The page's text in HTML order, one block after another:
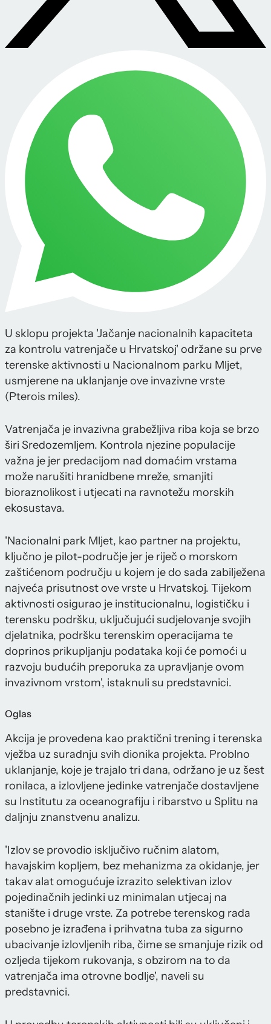
U sklopu projekta 'Jačanje nacionalnih kapaciteta
za kontrolu vatrenjače u Hrvatskoj' održane su prve
terenske aktivnosti u Nacionalnom parku Mljet,
usmjerene na uklanjanje ove invazivne vrste
(Pterois miles).
Vatrenjača je invazivna grabežljiva riba koja se brzo
širi Sredozemljem. Kontrola njezine populacije
važna je jer predacijom nad domaćim vrstama
može narušiti hranidbene mreže, smanjiti
bioraznolikost i utjecati na ravnotežu morskih
ekosustava.
'Nacionalni park Mljet, kao partner na projektu,
ključno je pilot-područje jer je riječ o morskom
zaštićenom području u kojem je do sada zabilježena
najveća prisutnost ove vrste u Hrvatskoj. Tijekom
aktivnosti osigurao je institucionalnu, logističku i
terensku podršku, uključujući sudjelovanje svojih
djelatnika, podršku terenskim operacijama te
doprinos prikupljanju podataka koji će pomoći u
razvoju budućih preporuka za upravljanje ovom
invazivnom vrstom', istaknuli su predstavnici.
Oglas
Akcija je provedena kao praktični trening i terenska
vježba uz suradnju svih dionika projekta. Problno
uklanjanje, koje je trajalo tri dana, održano je uz šest
ronilaca, a izlovljene jedinke vatrenjače dostavljene
su Institutu za oceanografiju i ribarstvo u Splitu na
daljnju znanstvenu analizu.
'Izlov se provodio isključivo ručnim alatom,
havajskim kopljem, bez mehanizma za okidanje, jer
takav alat omogućuje izrazito selektivan izlov
pojedinačnih jedinki uz minimalan utjecaj na
stanište i druge vrste. Za potrebe terenskog rada
posebno je izrađena i prihvatna tuba za sigurno
ubacivanje izlovljenih riba, čime se smanjuje rizik od
ozljeda tijekom rukovanja, s obzirom na to da
vatrenjača ima otrovne bodlje', naveli su
predstavnici.